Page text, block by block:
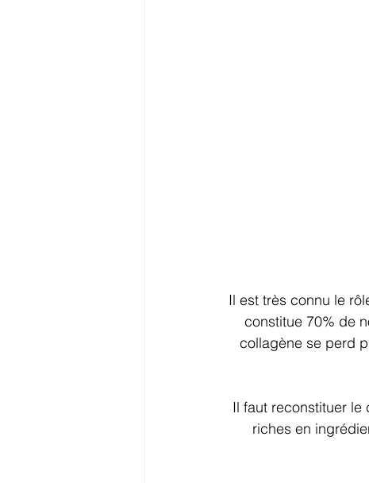
Il est très connu le
constitue 70% de
collagène se perd
Il faut reconstituer
riches en